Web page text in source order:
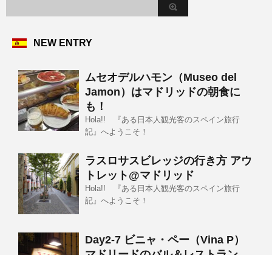
NEW ENTRY
ムセオデルハモン（Museo del
Jamon）はマドリッドの朝食に
も！
Hola!! 『ある日本人観光客のスペイン旅行
記』へようこそ！
ラスロサスビレッジの行き方 アウ
トレット@マドリッド
Hola!! 『ある日本人観光客のスペイン旅行
記』へようこそ！
Day2-7 ビニャ・ペー（Vina P）